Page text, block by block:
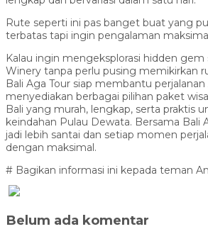
Rute seperti ini pas banget buat yang
terbatas tapi ingin pengalaman
Kalau ingin mengeksplorasi hidden gem
Winery tanpa perlu pusing memikirkan
Bali Aga Tour siap membantu
menyediakan berbagai pilihan paket
Bali yang murah, lengkap, serta praktis
keindahan Pulau Dewata. Bersama Bali
jadi lebih santai dan setiap momen
dengan maksimal.
# Bagikan informasi ini kepada teman
Belum ada komentar